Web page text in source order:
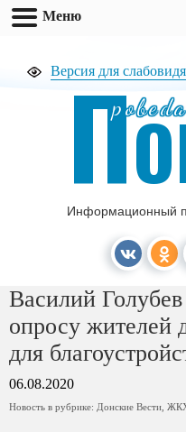
Версия для
П
Информационный
Василий
опросу жителей
для
06.08.2020
Новость в рубрике: Донские Вести
Меню